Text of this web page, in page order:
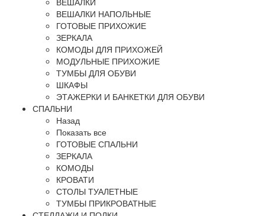
ВЕШАЛКИ НАПОЛЬНЫЕ
ГОТОВЫЕ ПРИХОЖИЕ
ЗЕРКАЛА
КОМОДЫ ДЛЯ ПРИХОЖЕЙ
МОДУЛЬНЫЕ ПРИХОЖИЕ
ТУМБЫ ДЛЯ ОБУВИ
ШКАФЫ
ЭТАЖЕРКИ И БАНКЕТКИ ДЛЯ ОБУВИ
СПАЛЬНИ
Назад
Показать все
ГОТОВЫЕ СПАЛЬНИ
ЗЕРКАЛА
КОМОДЫ
КРОВАТИ
СТОЛЫ ТУАЛЕТНЫЕ
ТУМБЫ ПРИКРОВАТНЫЕ